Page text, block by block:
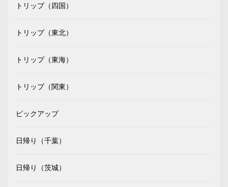
トリップ（四国）
トリップ（東北）
トリップ（東海）
トリップ（関東）
ピックアップ
日帰り（千葉）
日帰り（茨城）